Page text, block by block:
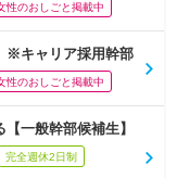
性のおしごと掲載中
※キャリア採用幹部
性のおしごと掲載中
一般幹部候補生】
完全週休2日制